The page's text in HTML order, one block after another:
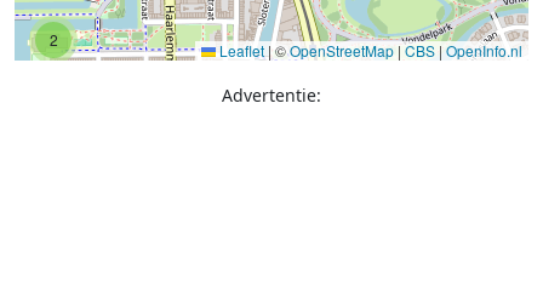
2
Leaflet |©OpenStreetMap |CBS | OpenInfo.nl
Advertentie: